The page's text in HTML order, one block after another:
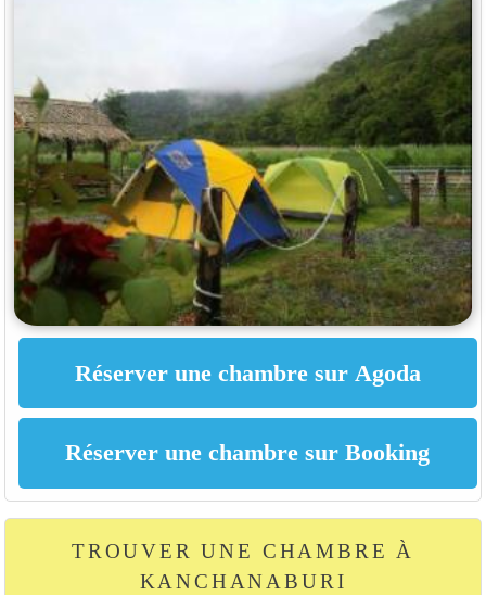
TROUVER UNE CHAMBRE À
KANCHANABURI